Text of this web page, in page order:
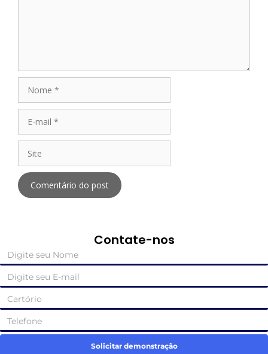
Contate-nos
Solicitar demonstração